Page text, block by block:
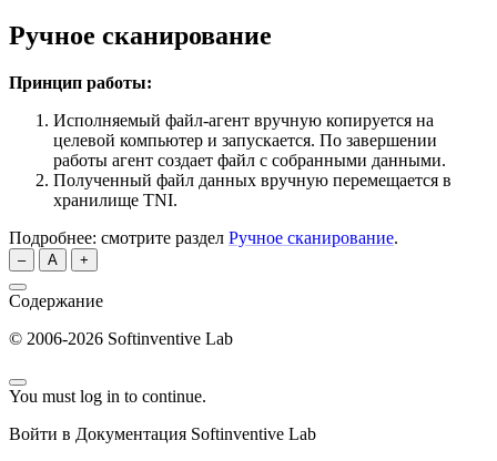
Ручное сканирование
Принцип работы:
Исполняемый файл-агент вручную копируется на
целевой компьютер и запускается. По завершении
работы агент создает файл с собранными данными.
Полученный файл данных вручную перемещается в
хранилище TNI.
Подробнее: смотрите раздел Ручное сканирование.
– A +
Содержание
© 2006-2026 Softinventive Lab
You must log in to continue.
Войти в Документация Softinventive Lab